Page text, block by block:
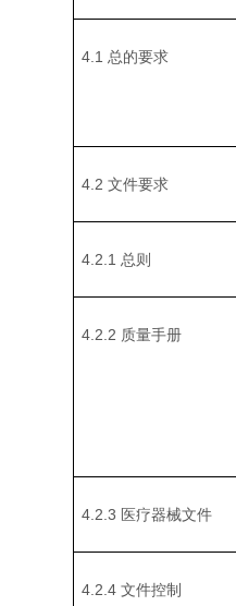
4.1 总的要求
4.2 文件要求
4.2.1 总则
4.2.2 质量手册
4.2.3 医疗器械文件
4.2.4 文件控制